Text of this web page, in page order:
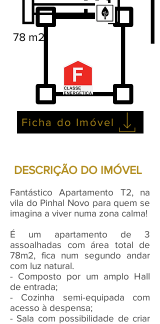
78 m2
Ficha do Imóvel
DESCRIÇÃO DO IMÓVEL
Fantástico Apartamento T2, na
vila do Pinhal Novo para quem se
imagina a viver numa zona calma!
É um apartamento de 3
assoalhadas com área total de
78m2, fica num segundo andar
com luz natural.
- Composto por um amplo Hall
de entrada;
- Cozinha semi-equipada com
acesso à despensa;
- Sala com possibilidade de criar